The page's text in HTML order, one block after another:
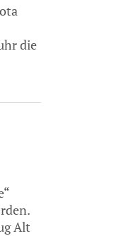
die
Alt